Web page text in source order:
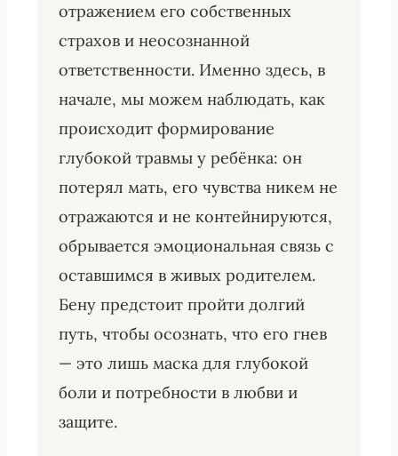
отражением его собственных
страхов и неосознанной
ответственности. Именно здесь, в
начале, мы можем наблюдать, как
происходит формирование
глубокой травмы у ребёнка: он
потерял мать, его чувства никем не
отражаются и не контейнируются,
обрывается эмоциональная связь с
оставшимся в живых родителем.
Бену предстоит пройти долгий
путь, чтобы осознать, что его гнев
— это лишь маска для глубокой
боли и потребности в любви и
защите.